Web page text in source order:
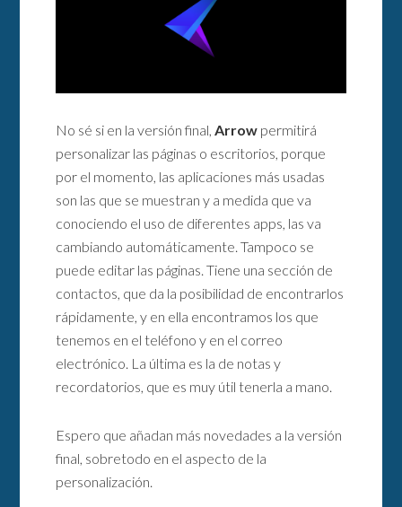
No sé si en la versión final,Arrow permitirá
personalizar las páginas o escritorios, porque
por el momento, las aplicaciones más usadas
son las que se muestran y a medida que va
conociendo el uso de diferentes apps, las va
cambiando automáticamente. Tampoco se
puede editar las páginas. Tiene una sección de
contactos, que da la posibilidad de encontrarlos
rápidamente, y en ella encontramos los que
tenemos en el teléfono y en el correo
electrónico. La última es la de notas y
recordatorios, que es muy útil tenerla a mano.
Espero que añadan más novedades a la versión
final, sobretodo en el aspecto de la
personalización.